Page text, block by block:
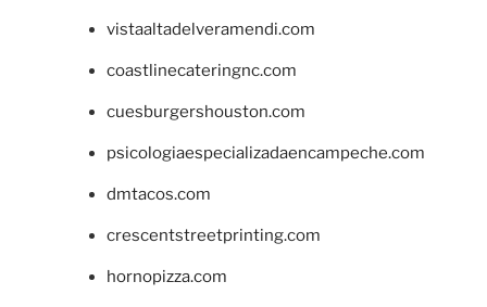
vistaaltadelveramendi.com
coastlinecateringnc.com
cuesburgershouston.com
psicologiaespecializadaencampeche.com
dmtacos.com
crescentstreetprinting.com
hornopizza.com